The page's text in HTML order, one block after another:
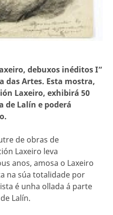
debuxos inéditos I”
das Artes. Esta mostra,
Laxeiro, exhibirá 50
de Lalín e poderá
de obras de
Laxeiro leva
anos, amosa o Laxeiro
na súa totalidade por
é unha ollada á parte
Lalín.